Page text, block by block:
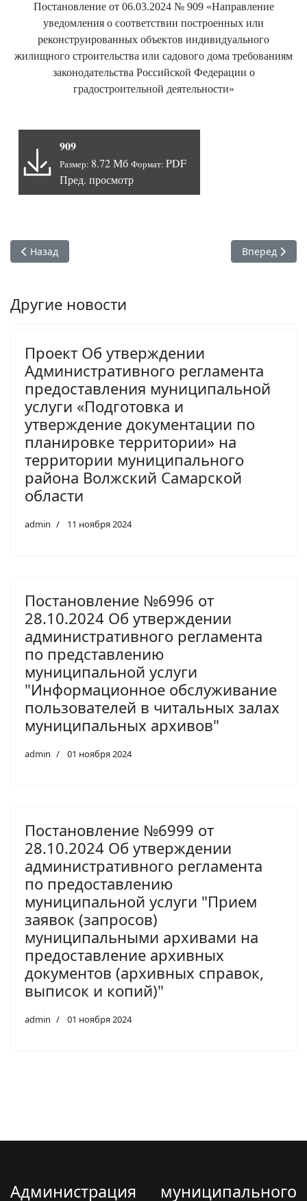
Постановление от 06.03.2024 № 909 «Направление
уведомления о соответствии построенных или
реконструированных объектов индивидуального
жилищного строительства или садового дома требованиям
законодательства Российской Федерации о
градостроительной деятельности»
909
Размер: 8.72 Мб Формат: PDF
Пред. просмотр
Предыдущий: (Утратил силу) Постановление от
Назад Следующий:
Вперед
Другие новости
Проект Об утверждении
Административного регламента
предоставления муниципальной
услуги «Подготовка и
утверждение документации по
планировке территории» на
территории муниципального
района Волжский Самарской
области
admin 11 ноября 2024
Постановление №6996 от
28.10.2024 Об утверждении
административного регламента
по представлению
муниципальной услуги
"Информационное обслуживание
пользователей в читальных залах
муниципальных архивов"
admin 01 ноября 2024
Постановление №6999 от
28.10.2024 Об утверждении
административного регламента
по предоставлению
муниципальной услуги "Прием
заявок (запросов)
муниципальными архивами на
предоставление архивных
документов (архивных справок,
выписок и копий)"
admin 01 ноября 2024
Администрация муниципального